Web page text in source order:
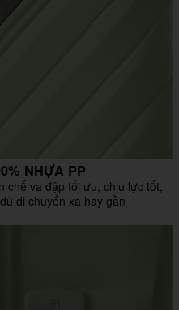
NHỰA PP
chế va đập tối ưu, chịu lực tốt,
di chuyển xa hay gần